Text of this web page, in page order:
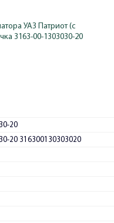
20
20 316300130303020